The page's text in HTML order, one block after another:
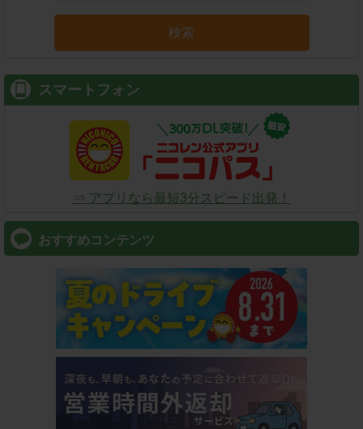
検索
スマートフォン
⇒ アプリなら最短3分スピード出発！
おすすめコンテンツ